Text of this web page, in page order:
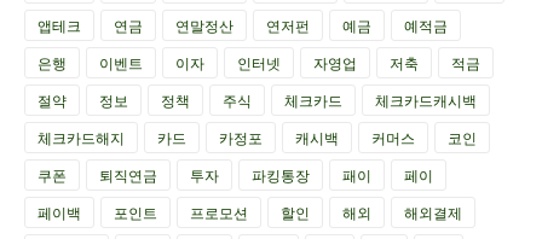
앱테크
연금 연말정산 연저펀 예금
예적금
은행
이벤트 이자 인터넷 자영업 저축
적금
절약
정보 정책 주식 체크카드
체크카드캐시백
체크카드해지
카드 카정포 캐시백 커머스
코인
쿠폰
퇴직연금 투자 파킹통장 패이
페이
페이백
포인트 프로모션 할인 해외
해외결제